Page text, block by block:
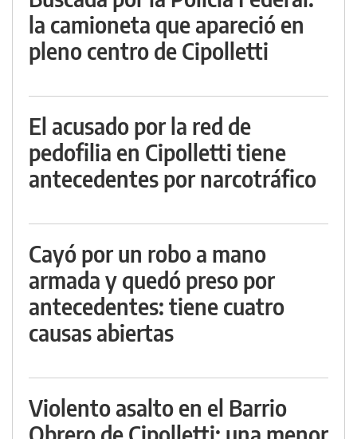
la camioneta que apareció en
pleno centro de Cipolletti
El acusado por la red de
pedofilia en Cipolletti tiene
antecedentes por narcotráfico
Cayó por un robo a mano
armada y quedó preso por
antecedentes: tiene cuatro
causas abiertas
Violento asalto en el Barrio